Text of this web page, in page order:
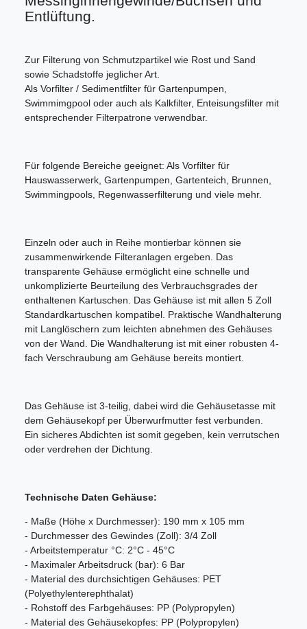
Entlüftung.
Zur Filterung von Schmutzpartikel wie Rost und Sand
sowie Schadstoffe jeglicher Art.
Als Vorfilter / Sedimentfilter für Gartenpumpen,
Swimmimgpool oder auch als Kalkfilter, Enteisungsfilter mit
entsprechender Filterpatrone verwendbar.
Für folgende Bereiche geeignet: Als Vorfilter für
Hauswasserwerk, Gartenpumpen, Gartenteich, Brunnen,
Swimmingpools, Regenwasserfilterung und viele mehr.
Einzeln oder auch in Reihe montierbar können sie
zusammenwirkende Filteranlagen ergeben. Das
transparente Gehäuse ermöglicht eine schnelle und
unkomplizierte Beurteilung des Verbrauchsgrades der
enthaltenen Kartuschen. Das Gehäuse ist mit allen 5 Zoll
Standardkartuschen kompatibel. Praktische Wandhalterung
mit Langlöschern zum leichten abnehmen des Gehäuses
von der Wand. Die Wandhalterung ist mit einer robusten 4-
fach Verschraubung am Gehäuse bereits montiert.
Das Gehäuse ist 3-teilig, dabei wird die Gehäusetasse mit
dem Gehäusekopf per Überwurfmutter fest verbunden.
Ein sicheres Abdichten ist somit gegeben, kein verrutschen
oder verdrehen der Dichtung.
Technische Daten Gehäuse:
- Maße (Höhe x Durchmesser): 190 mm x 105 mm
- Durchmesser des Gewindes (Zoll): 3/4 Zoll
- Arbeitstemperatur °C: 2°C - 45°C
- Maximaler Arbeitsdruck (bar): 6 Bar
- Material des durchsichtigen Gehäuses: PET
(Polyethylenterephthalat)
- Rohstoff des Farbgehäuses: PP (Polypropylen)
- Material des Gehäusekopfes: PP (Polypropylen)